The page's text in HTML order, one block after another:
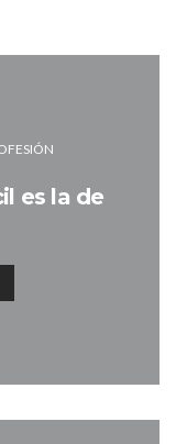
es la de